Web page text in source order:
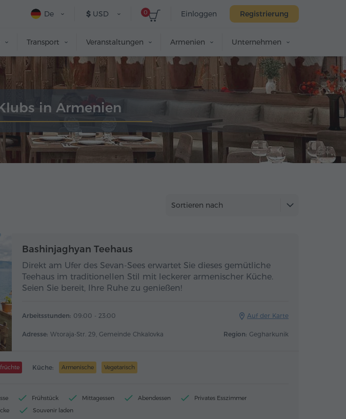
Einloggen Registrierung
0
$ USD
De
Transport Veranstaltungen Armenien Unternehmen
in Armenien
Sortieren nach
Bashinjaghyan Teehaus
Direkt am Ufer des Sevan-Sees erwartet Sie dieses gemütliche
Teehaus im traditionellen Stil mit leckerer armenischer Küche.
Seien Sie bereit, Ihre Ruhe zu genießen!
Arbeitsstunden: 09:00 - 23:00 Auf der Karte
Adresse: Wtoraja-Str. 29, Gemeinde Chkalovka Region: Gegharkunik
Küche: Armenische Vegetarisch
Frühstück Mittagessen Abendessen
Privates Esszimmer
Souvenir laden